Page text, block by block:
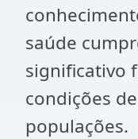
saúde
significativo
condições
populações.